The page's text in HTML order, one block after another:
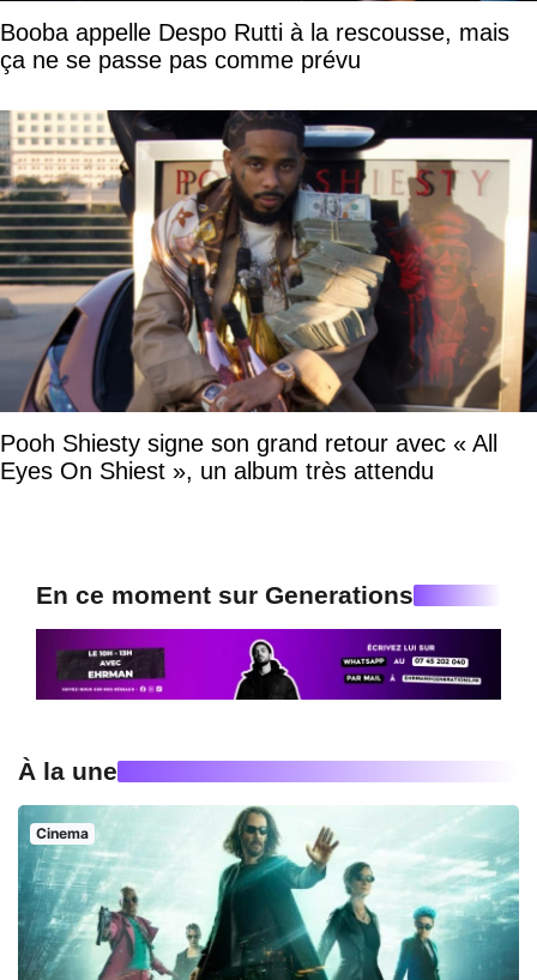
Booba appelle Despo Rutti à la rescousse, mais
ça ne se passe pas comme prévu
Pooh Shiesty signe son grand retour avec « All
Eyes On Shiest », un album très attendu
En ce moment sur Generations
À la une
Cinema